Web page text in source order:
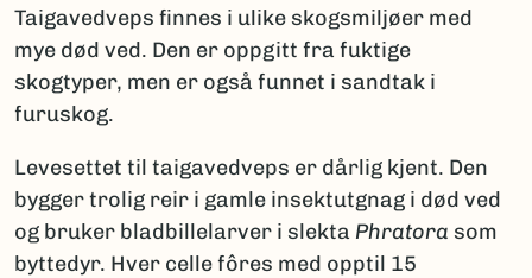
Taigavedveps finnes i ulike skogsmiljøer med
mye død ved. Den er oppgitt fra fuktige
skogtyper, men er også funnet i sandtak i
furuskog.
Levesettet til taigavedveps er dårlig kjent. Den
bygger trolig reir i gamle insektutgnag i død ved
og bruker bladbillelarver i slekta Phratora som
byttedyr. Hver celle fôres med opptil 15